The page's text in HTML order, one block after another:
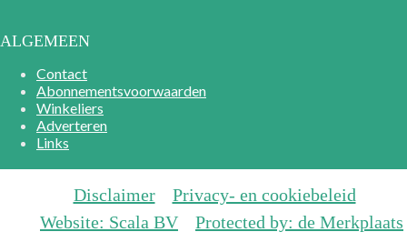
ALGEMEEN
Contact
Abonnementsvoorwaarden
Winkeliers
Adverteren
Links
Disclaimer
Privacy- en cookiebeleid
Website: Scala BV
Protected by: de Merkplaats